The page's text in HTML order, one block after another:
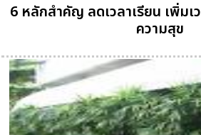
6 หลักสำคัญ ลดเวลาเรียน เพิ่มเ
ความสุข